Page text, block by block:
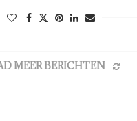
MEER BERICHTEN